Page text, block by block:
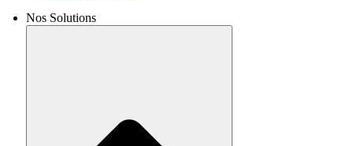
Nos Solutions